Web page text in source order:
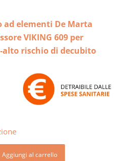
ad elementi De Marta
VIKING 609 per
rischio di decubito
Aggiungi al carrello